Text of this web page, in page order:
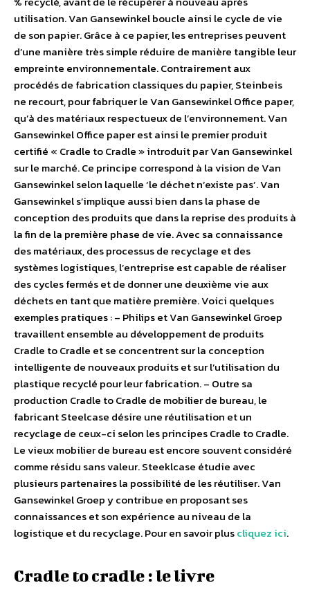
utilisation. Van Gansewinkel boucle ainsi le cycle de vie
de son papier. Grâce à ce papier, les entreprises peuvent
d’une manière très simple réduire de manière tangible leur
empreinte environnementale. Contrairement aux
procédés de fabrication classiques du papier, Steinbeis
ne recourt, pour fabriquer le Van Gansewinkel Office paper,
qu’à des matériaux respectueux de l’environnement. Van
Gansewinkel Office paper est ainsi le premier produit
certifié « Cradle to Cradle » introduit par Van Gansewinkel
sur le marché. Ce principe correspond à la vision de Van
Gansewinkel selon laquelle ‘le déchet n’existe pas’. Van
Gansewinkel s’implique aussi bien dans la phase de
conception des produits que dans la reprise des produits à
la fin de la première phase de vie. Avec sa connaissance
des matériaux, des processus de recyclage et des
systèmes logistiques, l’entreprise est capable de réaliser
des cycles fermés et de donner une deuxième vie aux
déchets en tant que matière première. Voici quelques
exemples pratiques : – Philips et Van Gansewinkel Groep
travaillent ensemble au développement de produits
Cradle to Cradle et se concentrent sur la conception
intelligente de nouveaux produits et sur l’utilisation du
plastique recyclé pour leur fabrication. – Outre sa
production Cradle to Cradle de mobilier de bureau, le
fabricant Steelcase désire une réutilisation et un
recyclage de ceux-ci selon les principes Cradle to Cradle.
Le vieux mobilier de bureau est encore souvent considéré
comme résidu sans valeur. Steeklcase étudie avec
plusieurs partenaires la possibilité de les réutiliser. Van
Gansewinkel Groep y contribue en proposant ses
connaissances et son expérience au niveau de la
logistique et du recyclage. Pour en savoir pluscliquez ici.
Cradle to cradle : le livre